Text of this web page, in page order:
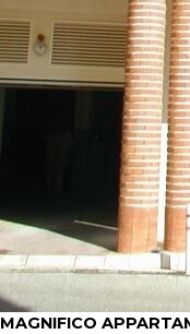
MAGNIFICO